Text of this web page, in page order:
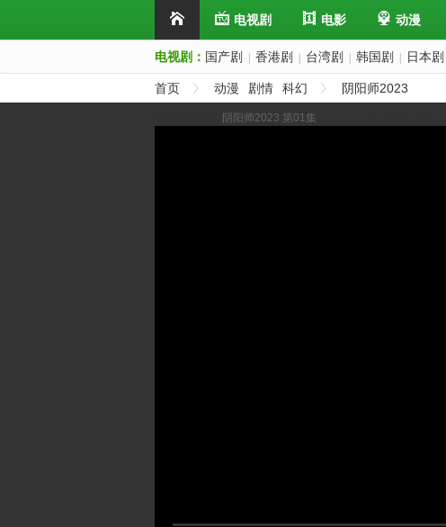
电视剧 电影 动漫
电视剧： 国产剧 香港剧 台湾剧 韩国剧 日本剧
首页 动漫 剧情 科幻 阴阳师2023
阴阳师2023 第01集